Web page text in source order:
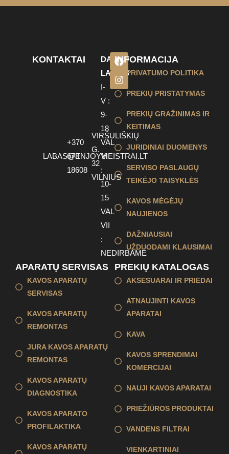
KONTAKTAI
LABAS@ENJOYMEISTRAI.LT
+370
673
18608
VIRŠULIŠKIŲ
G.
32
VILNIUS
DARBO
LAIKAS
I-
V :
9-
18
VAL
VI
:
10-
15
VAL
VII
:
NEDIRBAME
INFORMACIJA
PRIVATUMO POLITIKA
PREKIŲ PRISTATYMAS
PREKIŲ GRAŽINIMAS IR
KEITIMAS
JURIDINIAI DUOMENYS
SERVISO PASLAUGŲ
TEIKĖJO TAISYKLĖS
KAVOS MĖGĖJŲ
NAUJIENOS
DAŽNIAUSIAI
UŽDUODAMI KLAUSIMAI
APARATŲ SERVISAS
KAVOS APARATŲ
SERVISAS
KAVOS APARATŲ
REMONTAS
JURA KAVOS APARATŲ
REMONTAS
KAVOS APARATŲ
DIAGNOSTIKA
KAVOS APARATO
PROFILAKTIKA
KAVOS APARATŲ
PREKIŲ KATALOGAS
AKSESUARAI IR PRIEDAI
ATNAUJINTI KAVOS
APARATAI
KAVA
KAVOS SPRENDIMAI
KOMERCIJAI
NAUJI KAVOS APARATAI
PRIEŽIŪROS PRODUKTAI
VANDENS FILTRAI
VIENKARTINIAI